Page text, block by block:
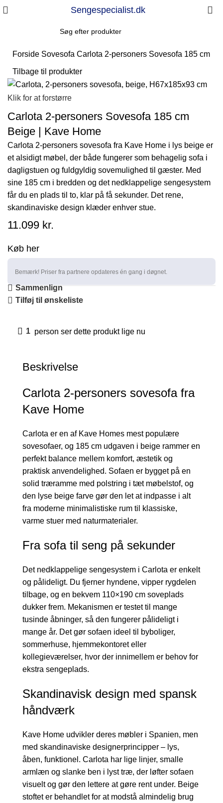
Sengespecialist.dk
Forside Sovesofa Carlota 2-personers Sovesofa 185 cm
Tilbage til produkter
Klik for at forstørre
Carlota 2-personers Sovesofa 185 cm
Beige | Kave Home
Carlota 2-personers sovesofa fra Kave Home i lys beige er
et alsidigt møbel, der både fungerer som behagelig sofa i
dagligstuen og fuldgyldig sovemulighed til gæster. Med
sine 185 cm i bredden og det nedklappelige sengesystem
får du en plads til to, klar på få sekunder. Det rene,
skandinaviske design klæder enhver stue.
11.099 kr.
Køb her
Bemærk! Priser fra partnere opdateres én gang i døgnet.
Sammenlign
Tilføj til ønskeliste
1 person ser dette produkt lige nu
Beskrivelse
Carlota 2-personers sovesofa fra
Kave Home
Carlota er en af Kave Homes mest populære
sovesofaer, og 185 cm udgaven i beige rammer en
perfekt balance mellem komfort, æstetik og
praktisk anvendelighed. Sofaen er bygget på en
solid træramme med polstring i tæt møbelstof, og
den lyse beige farve gør den let at indpasse i alt
fra moderne minimalistiske rum til klassiske,
varme stuer med naturmaterialer.
Fra sofa til seng på sekunder
Det nedklappelige sengesystem i Carlota er enkelt
og pålideligt. Du fjerner hyndene, vipper rygdelen
tilbage, og en bekvem 110×190 cm soveplads
dukker frem. Mekanismen er testet til mange
tusinde åbninger, så den fungerer pålideligt i
mange år. Det gør sofaen ideel til byboliger,
sommerhuse, hjemmekontoret eller
kollegieværelser, hvor der innimellem er behov for
ekstra sengeplads.
Skandinavisk design med spansk
håndværk
Kave Home udvikler deres møbler i Spanien, men
med skandinaviske designerprincipper – lys,
åben, funktionel. Carlota har lige linjer, smalle
armlæn og slanke ben i lyst træ, der løfter sofaen
visuelt og gør den lettere at gøre rent under. Beige
stoftet er behandlet for at modstå almindelig brug